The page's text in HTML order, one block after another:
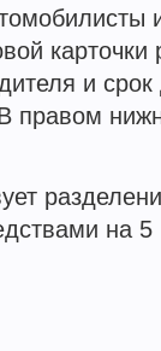
и срок
правом
на